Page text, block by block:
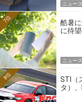
ニュース
酷暑
に待
7位
ニュース
STI（
タ）
8位